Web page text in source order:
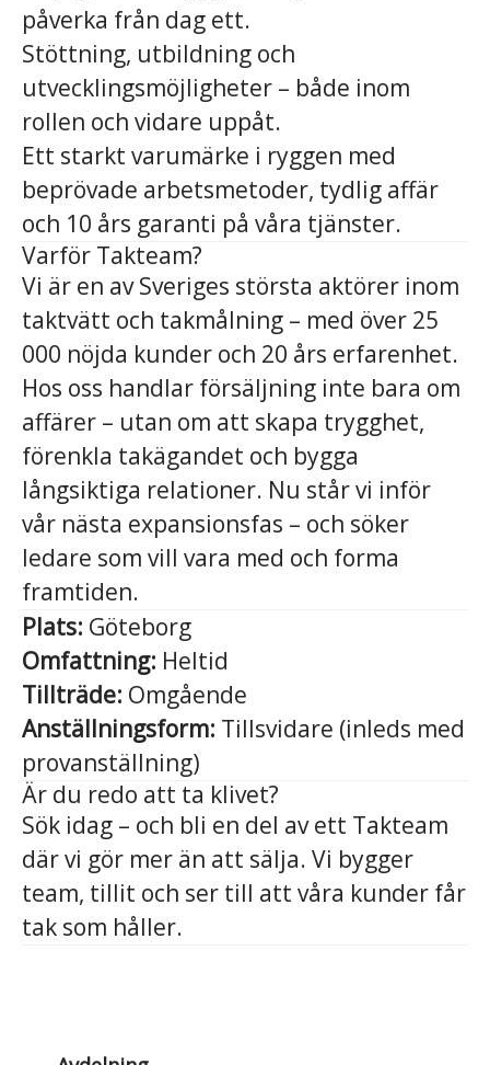
påverka från dag ett.
Stöttning, utbildning och
utvecklingsmöjligheter – både inom
rollen och vidare uppåt.
Ett starkt varumärke i ryggen med
beprövade arbetsmetoder, tydlig affär
och 10 års garanti på våra tjänster.
Varför Takteam?
Vi är en av Sveriges största aktörer inom
taktvätt och takmålning – med över 25
000 nöjda kunder och 20 års erfarenhet.
Hos oss handlar försäljning inte bara om
affärer – utan om att skapa trygghet,
förenkla takägandet och bygga
långsiktiga relationer. Nu står vi inför
vår nästa expansionsfas – och söker
ledare som vill vara med och forma
framtiden.
Plats: Göteborg
Omfattning: Heltid
Tillträde: Omgående
Anställningsform: Tillsvidare (inleds med
provanställning)
Är du redo att ta klivet?
Sök idag – och bli en del av ett Takteam
där vi gör mer än att sälja. Vi bygger
team, tillit och ser till att våra kunder får
tak som håller.